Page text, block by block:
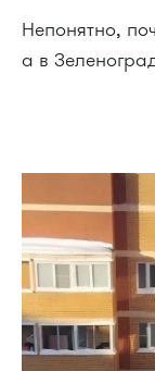
Непонятно,
а в